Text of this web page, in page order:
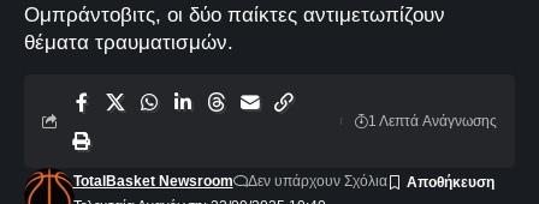
Ομπράντοβιτς, οι δύο παίκτες αντιμετωπίζουν
θέματα τραυματισμών.
TotalBasket Newsroom Δεν υπάρχουν Σχόλια
1 Λεπτά Aνάγνωσης